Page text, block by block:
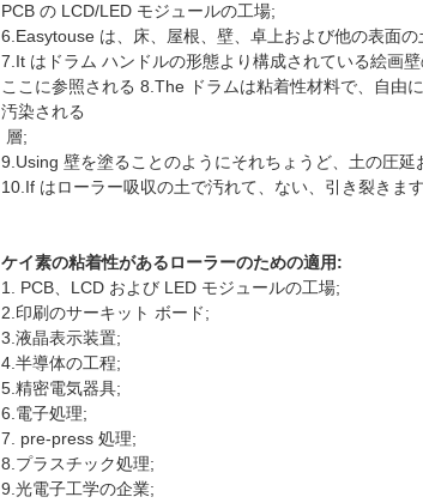
PCB の LCD/LED モジュールの工場;
6.Easytouse は、床、屋根、壁、卓上および他の表面
7.It はドラム ハンドルの形態より構成されている絵画
ここに参照される 8.The ドラムは粘着性材料で、自由
汚染される
層;
9.Using 壁を塗ることのようにそれちょうど、土の圧
10.If はローラー吸収の土で汚れて、ない、引き裂きま
ケイ素の粘着性があるローラーのための適用:
1. PCB、LCD および LED モジュールの工場;
2.印刷のサーキット ボード;
3.液晶表示装置;
4.半導体の工程;
5.精密電気器具;
6.電子処理;
7. pre-press 処理;
8.プラスチック処理;
9.光電子工学の企業;